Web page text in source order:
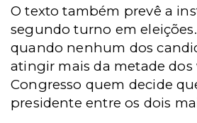
O texto também prevê a
segundo turno em
quando nenhum dos
atingir mais da metade dos
Congresso quem decide
presidente entre os dois